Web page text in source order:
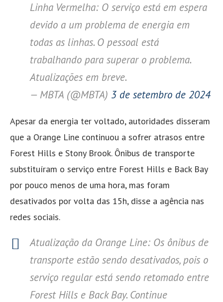
Linha Vermelha: O serviço está em espera
devido a um problema de energia em
todas as linhas. O pessoal está
trabalhando para superar o problema.
Atualizações em breve.
— MBTA (@MBTA) 3 de setembro de 2024
Apesar da energia ter voltado, autoridades disseram
que a Orange Line continuou a sofrer atrasos entre
Forest Hills e Stony Brook. Ônibus de transporte
substituíram o serviço entre Forest Hills e Back Bay
por pouco menos de uma hora, mas foram
desativados por volta das 15h, disse a agência nas
redes sociais.
Atualização da Orange Line: Os ônibus de
transporte estão sendo desativados, pois o
serviço regular está sendo retomado entre
Forest Hills e Back Bay. Continue